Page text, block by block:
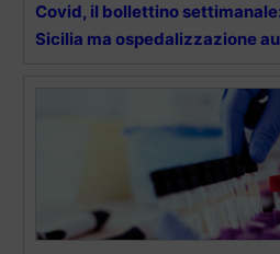
Covid, il bollettino
Sicilia ma ospedalizzazione